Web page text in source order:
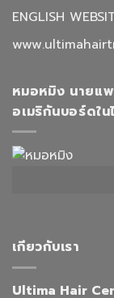
ENGLISH
หมอหมิง นายแ
อเมริกันบอร์ดใน
เกียวกับเรา
Ultima Hair